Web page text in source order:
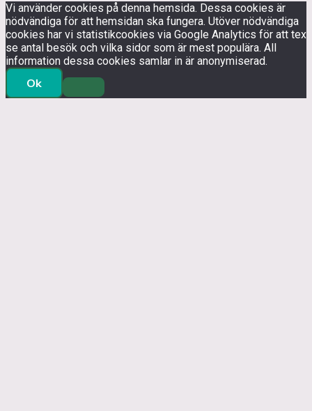
Vi använder cookies på denna hemsida. Dessa cookies är
nödvändiga för att hemsidan ska fungera. Utöver nödvändiga
cookies har vi statistikcookies via Google Analytics för att tex
se antal besök och vilka sidor som är mest populära. All
information dessa cookies samlar in är anonymiserad.
Ok